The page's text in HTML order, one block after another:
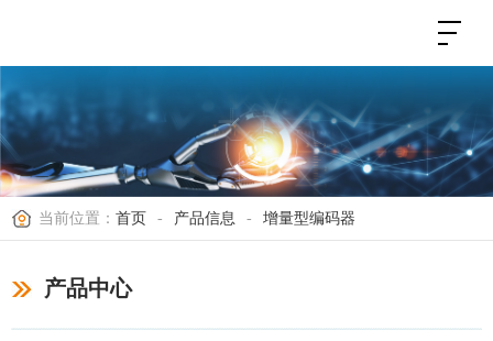
当前位置： 首页 - 产品信息 - 增量型编码器
产品中心